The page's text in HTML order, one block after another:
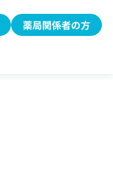
薬局関係者の方